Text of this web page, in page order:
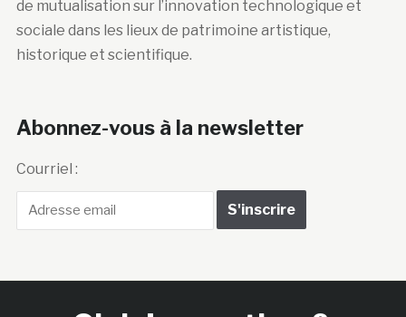
de mutualisation sur l’innovation technologique et
sociale dans les lieux de patrimoine artistique,
historique et scientifique.
Abonnez-vous à la newsletter
Courriel :